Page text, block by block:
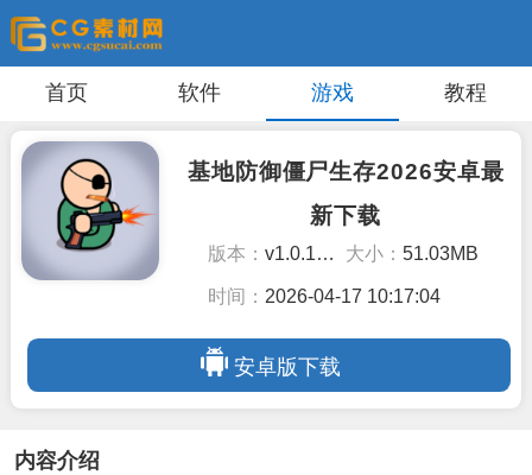
首页 软件 游戏 教程
基地防御僵尸生存2026安卓最
新下载
版本： v1.0.1最新版 大小：51.03MB
时间： 2026-04-17 10:17:04
安卓版下载
内容介绍